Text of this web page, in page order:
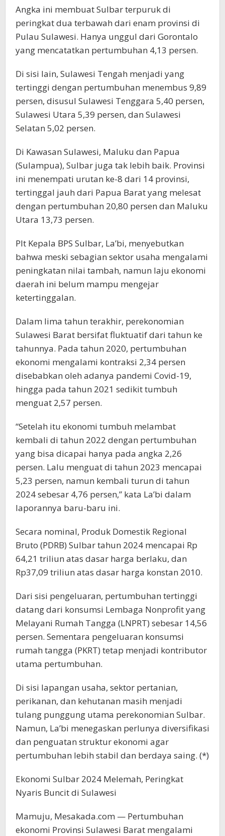
Angka ini membuat Sulbar terpuruk di
peringkat dua terbawah dari enam provinsi di
Pulau Sulawesi. Hanya unggul dari Gorontalo
yang mencatatkan pertumbuhan 4,13 persen.
Di sisi lain, Sulawesi Tengah menjadi yang
tertinggi dengan pertumbuhan menembus 9,89
persen, disusul Sulawesi Tenggara 5,40 persen,
Sulawesi Utara 5,39 persen, dan Sulawesi
Selatan 5,02 persen.
Di Kawasan Sulawesi, Maluku dan Papua
(Sulampua), Sulbar juga tak lebih baik. Provinsi
ini menempati urutan ke-8 dari 14 provinsi,
tertinggal jauh dari Papua Barat yang melesat
dengan pertumbuhan 20,80 persen dan Maluku
Utara 13,73 persen.
Plt Kepala BPS Sulbar, La’bi, menyebutkan
bahwa meski sebagian sektor usaha mengalami
peningkatan nilai tambah, namun laju ekonomi
daerah ini belum mampu mengejar
ketertinggalan.
Dalam lima tahun terakhir, perekonomian
Sulawesi Barat bersifat fluktuatif dari tahun ke
tahunnya. Pada tahun 2020, pertumbuhan
ekonomi mengalami kontraksi 2,34 persen
disebabkan oleh adanya pandemi Covid-19,
hingga pada tahun 2021 sedikit tumbuh
menguat 2,57 persen.
“Setelah itu ekonomi tumbuh melambat
kembali di tahun 2022 dengan pertumbuhan
yang bisa dicapai hanya pada angka 2,26
persen. Lalu menguat di tahun 2023 mencapai
5,23 persen, namun kembali turun di tahun
2024 sebesar 4,76 persen,” kata La’bi dalam
laporannya baru-baru ini.
Secara nominal, Produk Domestik Regional
Bruto (PDRB) Sulbar tahun 2024 mencapai Rp
64,21 triliun atas dasar harga berlaku, dan
Rp37,09 triliun atas dasar harga konstan 2010.
Dari sisi pengeluaran, pertumbuhan tertinggi
datang dari konsumsi Lembaga Nonprofit yang
Melayani Rumah Tangga (LNPRT) sebesar 14,56
persen. Sementara pengeluaran konsumsi
rumah tangga (PKRT) tetap menjadi kontributor
utama pertumbuhan.
Di sisi lapangan usaha, sektor pertanian,
perikanan, dan kehutanan masih menjadi
tulang punggung utama perekonomian Sulbar.
Namun, La’bi menegaskan perlunya diversifikasi
dan penguatan struktur ekonomi agar
pertumbuhan lebih stabil dan berdaya saing. (*)
Ekonomi Sulbar 2024 Melemah, Peringkat
Nyaris Buncit di Sulawesi
Mamuju, Mesakada.com — Pertumbuhan
ekonomi Provinsi Sulawesi Barat mengalami